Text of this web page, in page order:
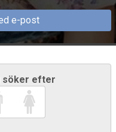
e-post
söker efter